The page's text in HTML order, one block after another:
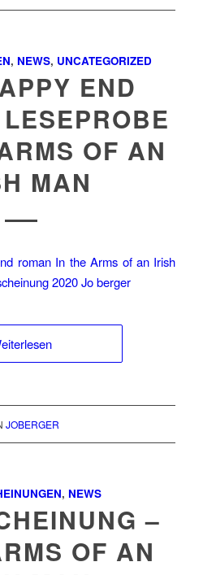
, NEWS, UNCATEGORIZED
END
OF AN
MAN
JOBERGER
, NEWS
–
OF AN